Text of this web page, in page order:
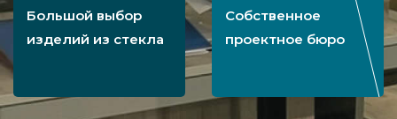
почему нам доверяет такое большое
количество клиентов. Надеемся уже скоро
увидеть вас в их числе.
Большой выбор
изделий из стекла
Собственное
проектное бюро